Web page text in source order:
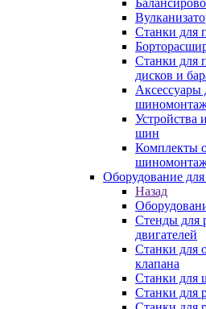
Станки для
Станки для
дисков и
Аксессуары
Устройства
шин
Комплекты
Оборудование
Назад
Стенды для
двигателей
Станки для
клапана
Станки для
Станки для